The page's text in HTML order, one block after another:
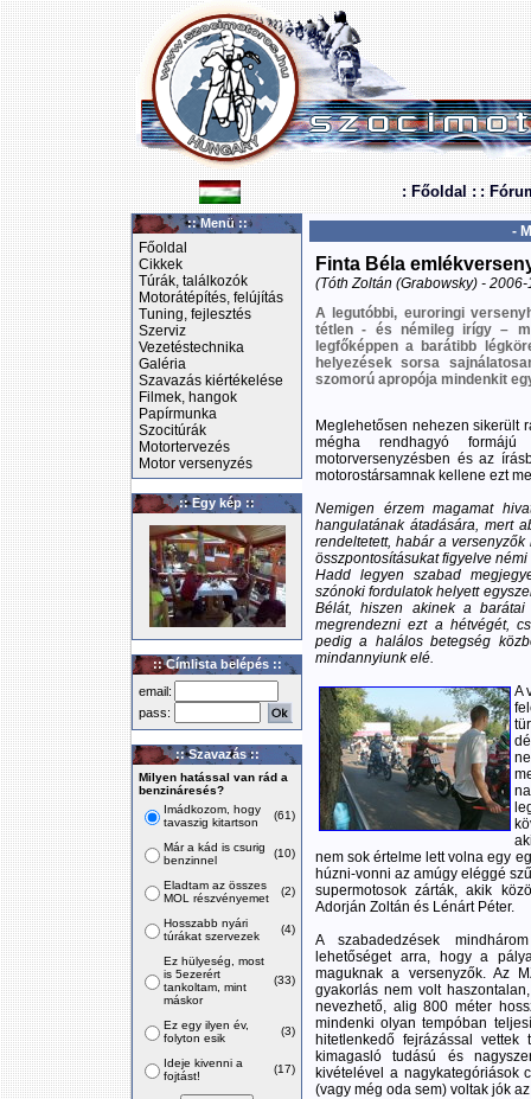
: Főoldal : :
:: Menü ::
Főoldal
Cikkek
Túrák, találkozók
Motorátépítés, felújítás
Tuning, fejlesztés
Szerviz
Vezetéstechnika
Galéria
Szavazás kiértékelése
Filmek, hangok
Papírmunka
Szocitúrák
Motortervezés
Motor versenyzés
:: Egy kép ::
:: Címlista belépés ::
email:
pass:
:: Szavazás ::
Milyen hatással van rád a
benzináresés?
Imádkozom, hogy
tavaszig kitartson
(61)
Már a kád is csurig
benzinnel
(10)
Eladtam az összes
MOL részvényemet
(2)
Hosszabb nyári
túrákat szervezek
(4)
Ez hülyeség, most
is 5ezerért
tankoltam, mint
máskor
(33)
Ez egy ilyen év,
folyton esik
(3)
Ideje kivenni a
fojtást!
(17)
-
Finta Béla
(Tóth Zoltán (Grabowsky) - 2006-
A legutóbbi, euroringi
tétlen - és némileg irígy –
legfőképpen a barátibb
helyezések sorsa
szomorú apropója mindenkit
Meglehetősen nehezen sikerült
mégha rendhagyó
motorversenyzésben és az
motorostársamnak kellene ezt
Nemigen érzem magamat
hangulatának átadására, mert
rendeltetett, habár a
összpontosításukat figyelve
Hadd legyen szabad
szónoki fordulatok helyett
Bélát, hiszen akinek a
megrendezni ezt a hétvégét,
pedig a halálos betegség
mindannyiunk elé.
A
nem sok értelme lett volna egy
húzni-vonni az amúgy eléggé
supermotosok zárták, akik
Adorján Zoltán és Lénárt Péter.
A szabadedzések
lehetőséget arra, hogy a
maguknak a versenyzők. Az
gyakorlás nem volt
nevezhető, alig 800 méter
mindenki olyan tempóban
hitetlenkedő fejrázással
kimagasló tudású és
kivételével a nagykategóriások
(vagy még oda sem) voltak jók